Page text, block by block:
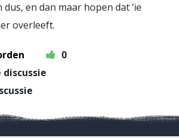
en dan maar hopen dat ‘ie
overleeft.
0